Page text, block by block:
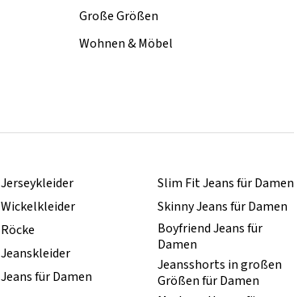
Große Größen
Wohnen & Möbel
Jerseykleider
Wickelkleider
Röcke
Jeanskleider
Jeans für Damen
Slim Fit Jeans für Damen
Skinny Jeans für Damen
Boyfriend Jeans für
Damen
Jeansshorts in großen
Größen für Damen